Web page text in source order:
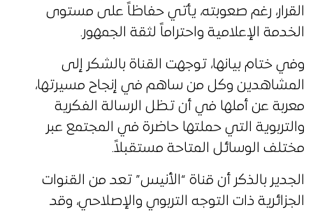
القرار، رغم صعوبته، يأتي حفاظاً على مستوى
الخدمة الإعلامية واحتراماً لثقة الجمهور.
وفي ختام بيانها، توجهت القناة بالشكر إلى
المشاهدين وكل من ساهم في إنجاح مسيرتها،
معربة عن أملها في أن تظل الرسالة الفكرية
والتربوية التي حملتها حاضرة في المجتمع عبر
مختلف الوسائل المتاحة مستقبلاً.
الجدير بالذكر أن قناة “الأنيس” تعد من القنوات
الجزائرية ذات التوجه التربوي والإصلاحي، وقد